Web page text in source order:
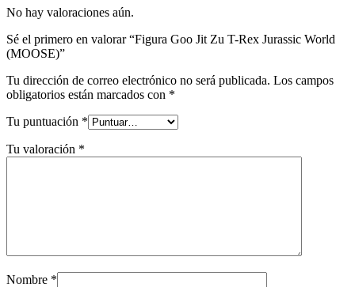
No hay valoraciones aún.
Sé el primero en valorar “Figura Goo Jit Zu T-Rex Jurassic World
(MOOSE)”
Tu dirección de correo electrónico no será publicada. Los campos
obligatorios están marcados con *
Tu puntuación *
Tu valoración *
Nombre *